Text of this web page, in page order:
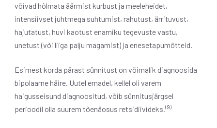
võivad hõlmata äärmist kurbust ja meeleheidet,
intensiivset juhtmega suhtumist, rahutust, ärrituvust,
hajutatust, huvi kaotust enamiku tegevuste vastu,
unetust (või liiga palju magamist) ja enesetapumõtteid.
Esimest korda pärast sünnitust on võimalik diagnoosida
bipolaarne häire. Uutel emadel, kellel oli varem
haigusseisund diagnoositud, võib sünnitusjärgsel
perioodil olla suurem tõenäosus retsidiivideks. (9)